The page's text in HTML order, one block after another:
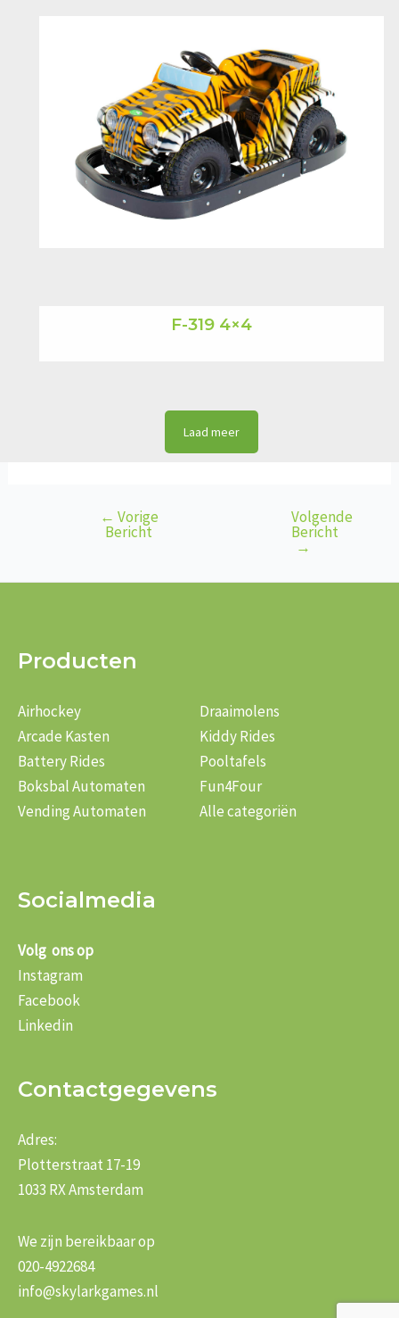
F-319 4×4
Laad meer
Bericht← Vorige
Bericht
Volgende
Bericht
→
Producten
Airhockey
Arcade Kasten
Battery Rides
Boksbal Automaten
Vending Automaten
Draaimolens
Kiddy Rides
Pooltafels
Fun4Four
Alle categoriën
Socialmedia
Volg ons op
Instagram
Facebook
Linkedin
Contactgegevens
Adres:
Plotterstraat 17-19
1033 RX Amsterdam
We zijn bereikbaar op
020-4922684
info@skylarkgames.nl